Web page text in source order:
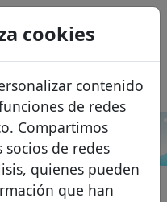
cookies
contenido
de redes
Compartimos
de redes
quienes pueden
que han
.ms Buscar